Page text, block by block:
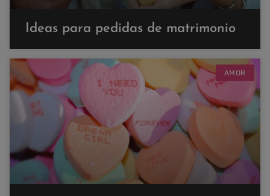
Ideas para pedidas de matrimonio
AMOR